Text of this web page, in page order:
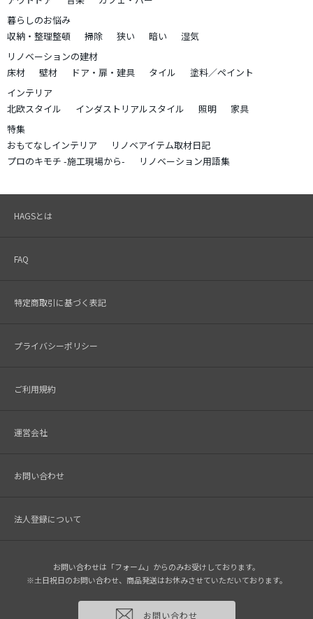
暮らしのお悩み
収納・整理整頓
掃除 狭い 暗い
湿気
リノベーションの建材
床材
壁材 ドア・扉・建具 タイル
塗料／ペイント
インテリア
北欧スタイル
インダストリアルスタイル 照明
家具
特集
おもてなしインテリア
リノベアイテム取材日記
プロのキモチ -施工現場から-
リノベーション用語集
HAGSとは
FAQ
特定商取引に基づく表記
プライバシーポリシー
ご利用規約
運営会社
お問い合わせ
法人登録について
お問い合わせは「フォーム」からのみお受けしております。
※土日祝日のお問い合わせ、商品発送はお休みさせていただいております。
お問い合わせ